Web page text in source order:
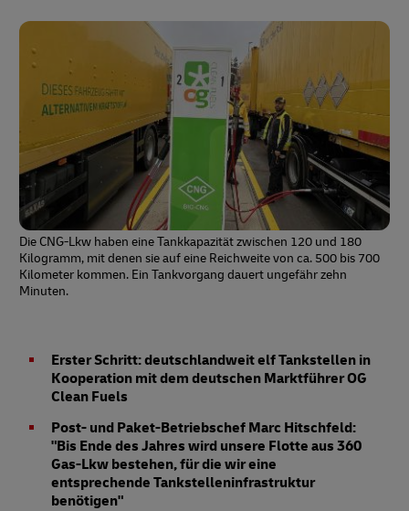
Die CNG-Lkw haben eine Tankkapazität zwischen 120 und 180
Kilogramm, mit denen sie auf eine Reichweite von ca. 500 bis 700
Kilometer kommen. Ein Tankvorgang dauert ungefähr zehn
Minuten.
Erster Schritt: deutschlandweit elf Tankstellen in
Kooperation mit dem deutschen Marktführer OG
Clean Fuels
Post- und Paket-Betriebschef Marc Hitschfeld:
"Bis Ende des Jahres wird unsere Flotte aus 360
Gas-Lkw bestehen, für die wir eine
entsprechende Tankstelleninfrastruktur
benötigen"